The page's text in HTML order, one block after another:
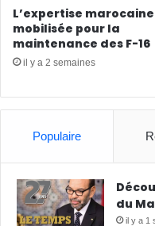
L’expertise marocaine
mobilisée pour la
maintenance des F-16
il y a 2 semaines
Populaire
du
il y a 1